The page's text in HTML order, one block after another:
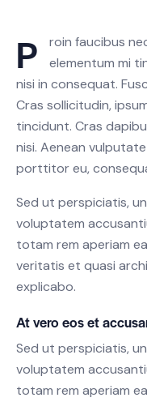
P
roin faucibus
elementum mi
nisi in consequat.
Cras sollicitudin,
tincidunt. Cras
nisi. Aenean
porttitor eu,
Sed ut perspiciatis,
voluptatem
totam rem aperiam
veritatis et quasi
explicabo.
At vero eos et
Sed ut perspiciatis,
voluptatem
totam rem aperiam